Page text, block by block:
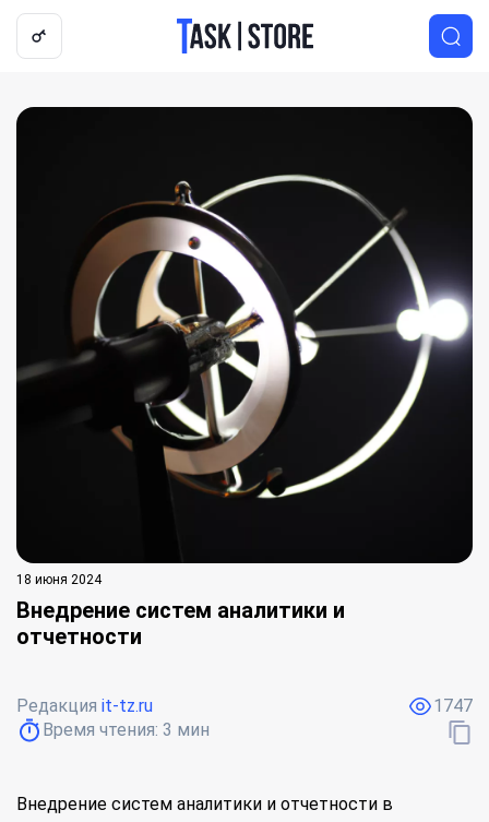
Логотип
18 июня 2024
Внедрение систем аналитики и
отчетности
Редакция it-tz.ru
Время чтения: 3 мин
1747
Внедрение систем аналитики и отчетности в